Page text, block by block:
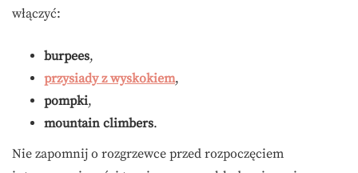
włączyć:
burpees,
przysiady z wyskokiem,
pompki,
mountain climbers.
Nie zapomnij o rozgrzewce przed rozpoczęciem